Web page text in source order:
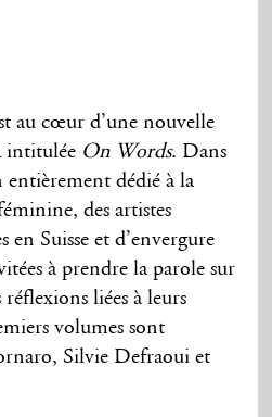
au cœur d’une nouvelle
intitulée On Words. Dans
entièrement dédié à la
des artistes
en Suisse et d’envergure
à prendre la parole sur
réflexions liées à leurs
volumes sont
Silvie Defraoui et